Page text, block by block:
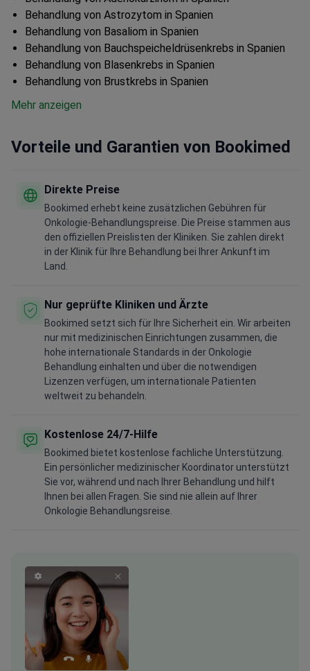
Behandlung von Astrozytom in Spanien
Behandlung von Basaliom in Spanien
Behandlung von Bauchspeicheldrüsenkrebs in Spanien
Behandlung von Blasenkrebs in Spanien
Behandlung von Brustkrebs in Spanien
Mehr anzeigen
Vorteile und Garantien von Bookimed
Direkte Preise
Bookimed erhebt keine zusätzlichen Gebühren für
Onkologie-Behandlungspreise. Die Preise stammen aus
den offiziellen Preislisten der Kliniken. Sie zahlen direkt
in der Klinik für Ihre Behandlung bei Ihrer Ankunft im
Land.
Nur geprüfte Kliniken und Ärzte
Bookimed setzt sich für Ihre Sicherheit ein. Wir arbeiten
nur mit medizinischen Einrichtungen zusammen, die
hohe internationale Standards in der Onkologie
Behandlung einhalten und über die notwendigen
Lizenzen verfügen, um internationale Patienten
weltweit zu behandeln.
Kostenlose 24/7-Hilfe
Bookimed bietet kostenlose fachliche Unterstützung.
Ein persönlicher medizinischer Koordinator unterstützt
Sie vor, während und nach Ihrer Behandlung und hilft
Ihnen bei allen Fragen. Sie sind nie allein auf Ihrer
Onkologie Behandlungsreise.